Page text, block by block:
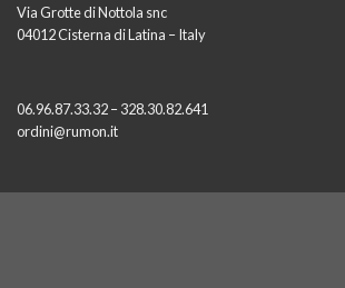
Via Grotte di Nottola snc
04012 Cisterna di Latina – Italy
06.96.87.33.32 – 328.30.82.641
ordini@rumon.it